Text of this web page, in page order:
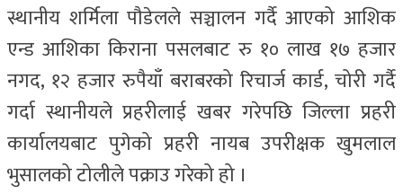
स्थानीय शर्मिला पौडेलले सञ्चालन गर्दै आएको आशिक
एन्ड आशिका किराना पसलबाट रु १० लाख १७ हजार
नगद, १२ हजार रुपैयाँ बराबरको रिचार्ज कार्ड, चोरी गर्दै
गर्दा स्थानीयले प्रहरीलाई खबर गरेपछि जिल्ला प्रहरी
कार्यालयबाट पुगेको प्रहरी नायब उपरीक्षक खुमलाल
भुसालको टोलीले पक्राउ गरेको हो ।